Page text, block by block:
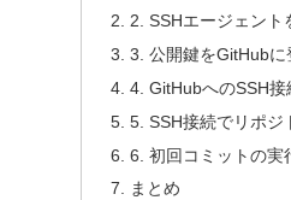
2. SSHエージェント
3. 公開鍵をGitHubに
4. GitHubへのSSH接
5. SSH接続でリポジ
6. 初回コミットの実
まとめ